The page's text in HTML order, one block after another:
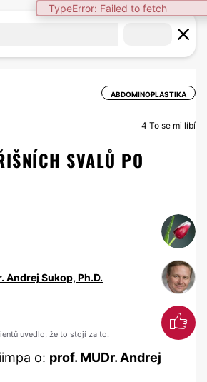
TypeError: Failed to fetch
ABDOMINOPLASTIKA
4 To se mi líbí
SVALŮ PO
Andrej Sukop, Ph.D.
uvedlo, že to stojí za to.
o: prof. MUDr. Andrej